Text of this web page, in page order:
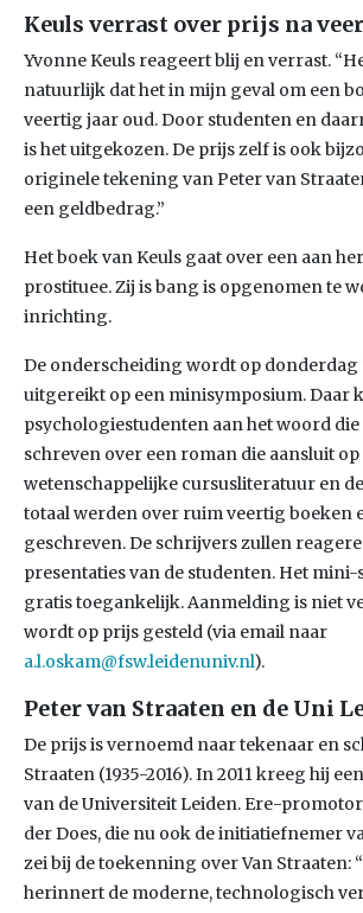
Keuls verrast over prijs na
Yvonne Keuls reageert blij en verrast.
natuurlijk dat het in mijn geval om een
veertig jaar oud. Door studenten en
is het uitgekozen. De prijs zelf is ook
originele tekening van Peter van
een geldbedrag.”
Het boek van Keuls gaat over een aan
prostituee. Zij is bang is opgenomen te
inrichting.
De onderscheiding wordt op donderdag
uitgereikt op een minisymposium. Daar
psychologiestudenten aan het woord die
schreven over een roman die aansluit op
wetenschappelijke cursusliteratuur en
totaal werden over ruim veertig boeken
geschreven. De schrijvers zullen
presentaties van de studenten. Het
gratis toegankelijk. Aanmelding is niet
wordt op prijs gesteld (via email naar
a.l.oskam@fsw.leidenuniv.nl).
Peter van Straaten en de Uni
De prijs is vernoemd naar tekenaar en
Straaten (1935-2016). In 2011 kreeg hij
van de Universiteit Leiden. Ere-
der Does, die nu ook de initiatiefnemer
zei bij de toekenning over Van Straaten:
herinnert de moderne, technologisch